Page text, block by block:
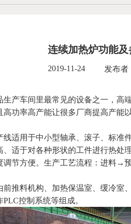
连续加热炉功能及
2019-11-24 发布者
车间里最常见的设备之一，高
功率高产能让很多厂商提高产能
用于中小型轴承、滚子、标准
、适于对各种形状的工件进行热处
调节方便。生产工艺流程：进
料机构、加热保温室、缓冷室
控制系统等组成。